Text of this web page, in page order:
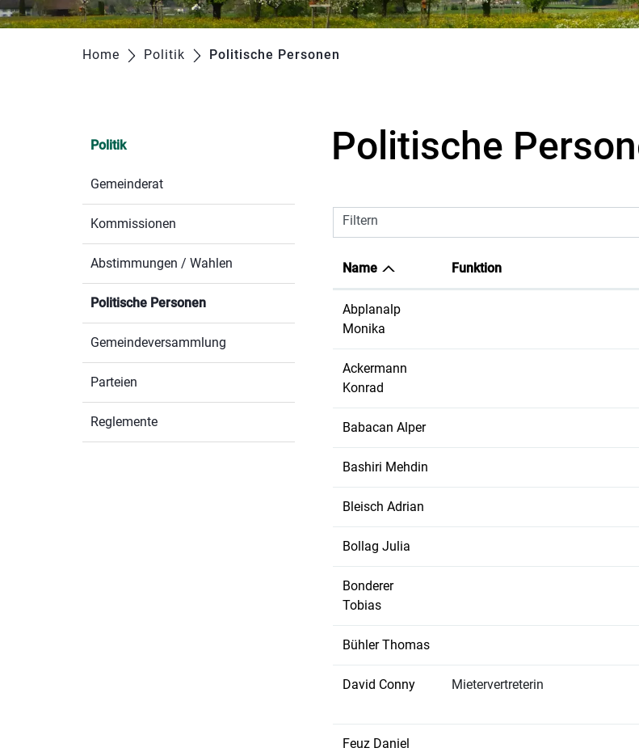
Home Politik Politische Personen
Politik
Gemeinderat
Kommissionen
Abstimmungen / Wahlen
Politische Personen
Gemeindeversammlung
Parteien
Reglemente
Politische
Filtern
Name Funktion
Abplanalp
Monika
Ackermann
Konrad
Babacan Alper
Bashiri Mehdin
Bleisch Adrian
Bollag Julia
Bonderer
Tobias
Bühler Thomas
David Conny Mietervertreterin
Feuz Daniel